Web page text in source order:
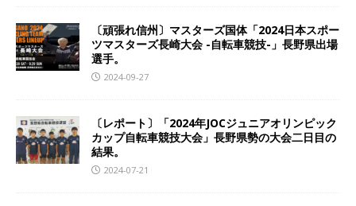
〔頑張れ信州〕マスターズ国体「2024日本スポー
ツマスターズ長崎大会 -自転車競技-」長野県出場
選手。
2024-09-27
〔レポート〕「2024年JOCジュニアオリンピック
カップ自転車競技大会」長野県勢の大会二日目の
結果。
2024-07-21